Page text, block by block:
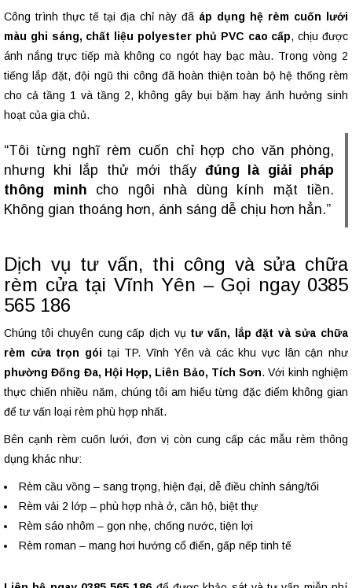
Công trình thực tế tại địa chỉ này đã áp dụng hệ rèm cuốn lưới
màu ghi sáng, chất liệu polyester phủ PVC cao cấp, chịu được
ánh nắng trực tiếp mà không co ngót hay bạc màu. Trong vòng 2
tiếng lắp đặt, đội ngũ thi công đã hoàn thiện toàn bộ hệ thống rèm
cho cả tầng 1 và tầng 2, không gây bụi bặm hay ảnh hưởng sinh
hoạt của gia chủ.
“Tôi từng nghĩ rèm cuốn chỉ hợp cho văn phòng,
nhưng khi lắp thử mới thấy đúng là giải pháp
thông minh cho ngôi nhà dùng kính mặt tiền.
Không gian thoáng hơn, ánh sáng dễ chịu hơn hẳn.”
Dịch vụ tư vấn, thi công và sửa chữa
rèm cửa tại Vĩnh Yên – Gọi ngay 0385
565 186
Chúng tôi chuyên cung cấp dịch vụ tư vấn, lắp đặt và sửa chữa
rèm cửa trọn gói tại TP. Vĩnh Yên và các khu vực lân cận như
phường Đống Đa, Hội Hợp, Liên Bảo, Tích Sơn. Với kinh nghiệm
thực chiến nhiều năm, chúng tôi am hiểu từng đặc điểm không gian
để tư vấn loại rèm phù hợp nhất.
Bên cạnh rèm cuốn lưới, đơn vị còn cung cấp các mẫu rèm thông
dụng khác như:
Rèm cầu vồng – sang trọng, hiện đại, dễ điều chỉnh sáng/tối
Rèm vải 2 lớp – phù hợp nhà ở, căn hộ, biệt thự
Rèm sáo nhôm – gọn nhẹ, chống nước, tiện lợi
Rèm roman – mang hơi hướng cổ điển, gấp nếp tinh tế